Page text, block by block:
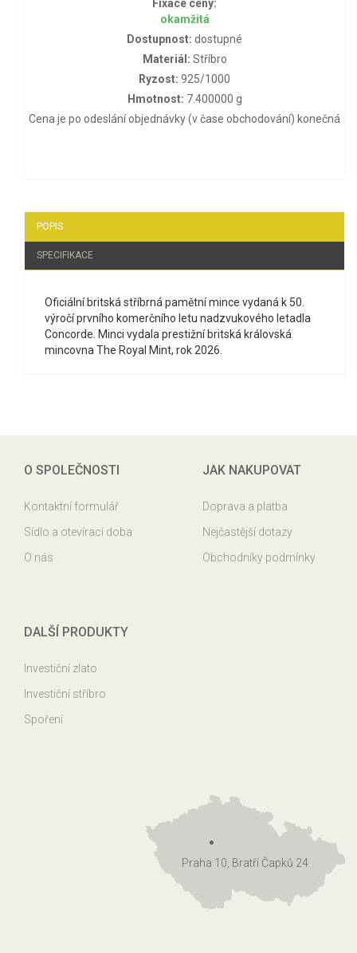
Fixace ceny:
okamžitá
Dostupnost: dostupné
Materiál: Stříbro
Ryzost: 925/1000
Hmotnost: 7.400000 g
Cena je po odeslání objednávky (v čase obchodování) konečná
POPIS
SPECIFIKACE
Oficiální britská stříbrná pamětní mince vydaná k 50.
výročí prvního komerčního letu nadzvukového letadla
Concorde. Minci vydala prestižní britská královská
mincovna The Royal Mint, rok 2026.
O SPOLEČNOSTI
Kontaktní formulář
Sídlo a otevírací doba
O nás
JAK NAKUPOVAT
Doprava a platba
Nejčastější dotazy
Obchodníky podmínky
DALŠÍ PRODUKTY
Investiční zlato
Investiční stříbro
Spoření
Praha 10, Bratří Čapků 24